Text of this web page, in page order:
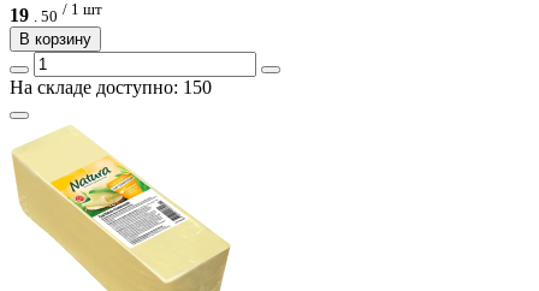
19 . 50 / 1 шт
В корзину
На складе доступно: 150